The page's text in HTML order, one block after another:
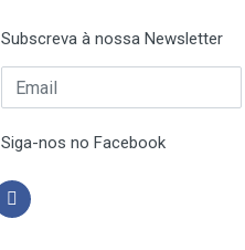
Subscreva à nossa Newsletter
Siga-nos no Facebook